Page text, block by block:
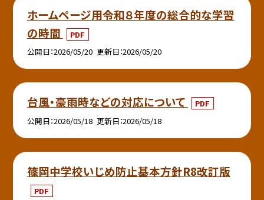
ホームページ用令和８年度の総合的な学習
の時間
PDF
公開日 2026/05/20 更新日 2026/05/20
台風・豪雨時などの対応について
PDF
公開日 2026/05/18 更新日 2026/05/18
篠岡中学校いじめ防止基本方針R8改訂版
PDF